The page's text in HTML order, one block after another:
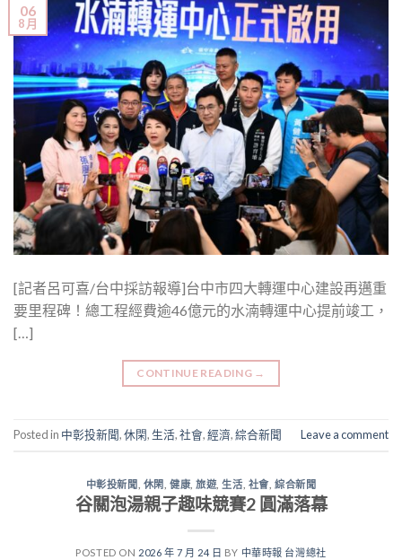
06
8 月
[記者呂可喜/台中採訪報導]台中市四大轉運中心建設再邁重
要里程碑！總工程經費逾46億元的水湳轉運中心提前竣工，
[…]
CONTINUE READING →
Posted in 中彰投新聞,休閑,生活,社會,經濟,綜合新聞 Leave a comment
中彰投新聞 休閑 健康,旅遊,生活 社會, 綜合新聞
谷關泡湯親子趣味競賽2 圓滿落幕
POSTED ON 2026 年 7 月 24 日 BY 中華時報 台灣總社